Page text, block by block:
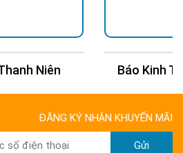
Báo Kinh Tế Châu Á
ĐĂNG KÝ NHẬN KHUYẾN MÃI
Gửi